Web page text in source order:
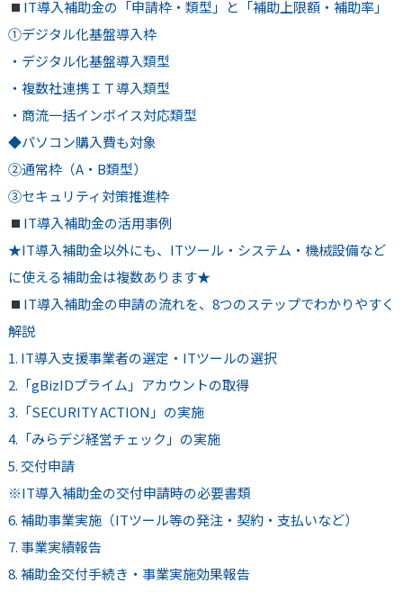
IT導入補助金の「申請枠・類型」と「補助上限額・補助率」
①デジタル化基盤導入枠
・デジタル化基盤導入類型
・複数社連携ＩＴ導入類型
・商流一括インボイス対応類型
◆パソコン購入費も対象
②通常枠（A・B類型）
③セキュリティ対策推進枠
IT導入補助金の活用事例
★IT導入補助金以外にも、ITツール・システム・機械設備など
に使える補助金は複数あります★
IT導入補助金の申請の流れを、8つのステップでわかりやすく
解説
1. IT導入支援事業者の選定・ITツールの選択
2.「gBizIDプライム」アカウントの取得
3.「SECURITY ACTION」の実施
4.「みらデジ経営チェック」の実施
5. 交付申請
※IT導入補助金の交付申請時の必要書類
6. 補助事業実施（ITツール等の発注・契約・支払いなど）
7. 事業実績報告
8. 補助金交付手続き・事業実施効果報告